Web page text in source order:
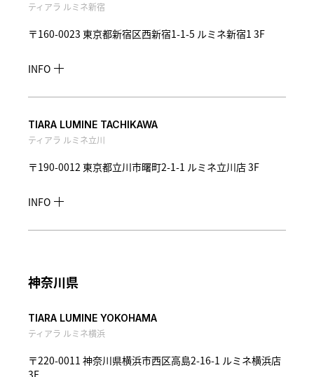
ティアラ ルミネ新宿
〒160-0023 東京都新宿区西新宿1-1-5 ルミネ新宿1 3F
INFO
TIARA LUMINE TACHIKAWA
ティアラ ルミネ立川
〒190-0012 東京都立川市曙町2-1-1 ルミネ立川店 3F
INFO
神奈川県
TIARA LUMINE YOKOHAMA
ティアラ ルミネ横浜
〒220-0011 神奈川県横浜市西区高島2-16-1 ルミネ横浜店
3F